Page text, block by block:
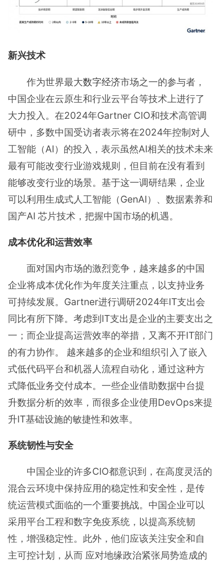
新兴技术
作为世界最大数字经济市场之⼀的参与者，
中国企业在云原生和行业云平台等技术上进行了
大力投⼊。在2024年Gartner CIO和技术高管调
研中，多数中国受访者表⽰将在2024年控制对人
工智能（AI）的投入，表示虽然AI相关的技术未来
最有可能改变行业游戏规则，但目前在没有看到
能够改变行业的场景。基于这⼀调研结果，企业
可以利用生成式人工智能（GenAI）、数据素养和
国产AI 芯片技术，把握中国市场的机遇。
成本优化和运营效率
⾯对国内市场的激烈竞争，越来越多的中国
企业将成本优化作为年度关注重点，以支持业务
可持续发展。Gartner进行调研2024年IT支出会
同比有所下降。考虑到IT支出是企业的主要支出之
⼀；而企业提高运营效率的举措，又离不开IT部门
的有力协作。 越来越多的企业和组织引⼊了嵌⼊
式低代码平台和机器⼈流程自动化，通过这种方
式降低业务交付成本。⼀些企业借助数据中台提
升数据分析的效率，⽽很多企业使用DevOps来提
升IT基础设施的敏捷性和效率。
系统韧性与安全
中国企业的许多CIO都意识到，在高度灵活的
混合云环境中保持应用的稳定性和安全性，是传
统运营模式⾯临的⼀个重要挑战。中国企业可以
采⽤平台工程和数字免疫系统，以提高系统韧
性，增强稳定性。此外，他们应该关注安全和自
主可控计划，从而 应对地缘政治紧张局势造成的